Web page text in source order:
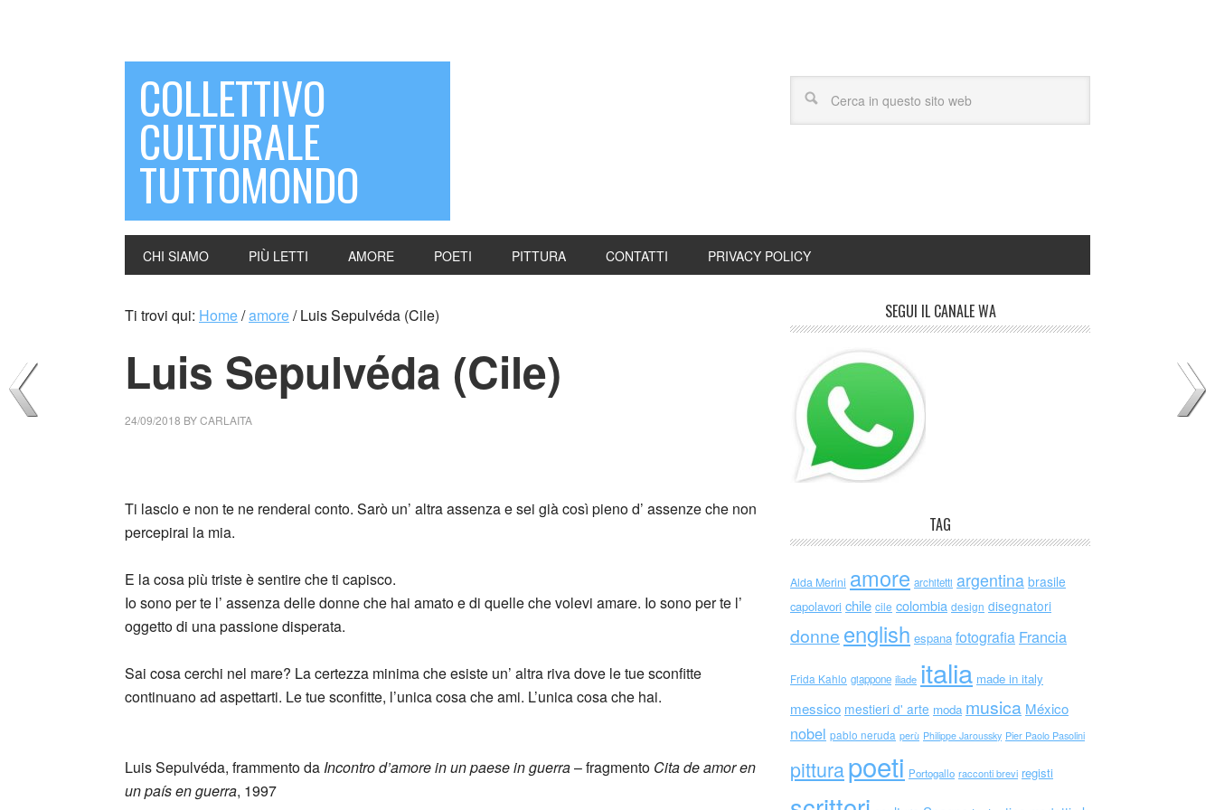
COLLETTIVO
CULTURALE
TUTTOMONDO
CHI SIAMO PIÙ LETTI AMORE POETI PITTURA CONTATTI PRIVACY POLICY
Ti trovi qui: Home/amore/Luis Sepulvéda (Cile)
Luis Sepulvéda (Cile)
24/09/2018 BYCARLAITA
Ti lascio e non te ne renderai conto. Sarò un’ altra assenza e sei già così pieno d’ assenze che non
percepirai la mia.
E la cosa più triste è sentire che ti capisco.
Io sono per te l’ assenza delle donne che hai amato e di quelle che volevi amare. Io sono per te l’
oggetto di una passione disperata.
Sai cosa cerchi nel mare? La certezza minima che esiste un’ altra riva dove le tue sconfitte
continuano ad aspettarti. Le tue sconfitte, l’unica cosa che ami. L’unica cosa che hai.
Luis Sepulvéda, frammento da Incontro d’amore in un paese in guerra– fragmento Cita de amor en
un país en guerra, 1997
SEGUI IL CANALE WA
TAG
Alda Merini amore architetti argentina brasile
capolavori chile cile colombia design disegnatori
donne english espana fotografia Francia
Frida Kahlo giappone iliade italia made in italy
messico mestieri d' arte moda musica México
nobel pablo neruda perù Philippe Jaroussky Pier Paolo Pasolini
pitturapoeti Portogallo racconti brevi registi